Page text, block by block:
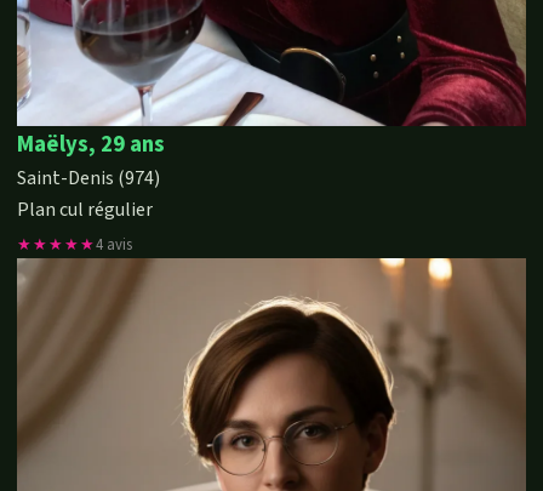
Maëlys, 29 ans
Saint-Denis (974)
Plan cul régulier
★★★★★4 avis